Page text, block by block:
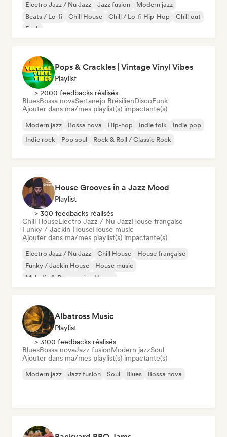
Electro Jazz / Nu Jazz Jazz fusion
Modern jazz
Beats / Lo-fi
Chill House Chill / Lo-fi Hip-Hop
Chill out
Funk
Pops & Crackles | Vintage Vinyl Vibes
Playlist
> 2000 feedbacks réalisés
BluesBossa novaSertanejo BrésilienDiscoFunk
Ajouter dans ma/mes playlist(s) impactante(s)
Modern jazz Bossa nova Hip-hop Indie folk
Indie pop
Indie rock
Pop soul Rock & Roll / Classic Rock
House Grooves in a Jazz Mood
Playlist
> 300 feedbacks réalisés
Chill HouseElectro Jazz / Nu JazzHouse française
Funky / Jackin HouseHouse music
Ajouter dans ma/mes playlist(s) impactante(s)
Electro Jazz / Nu Jazz Chill House
House française
Funky / Jackin House
House music
Melodic & Progressive House
Albatross Music
Playlist
> 3100 feedbacks réalisés
BluesBossa novaJazz fusionModern jazzSoul
Ajouter dans ma/mes playlist(s) impactante(s)
Modern jazz Jazz fusion Soul Blues Bossa nova